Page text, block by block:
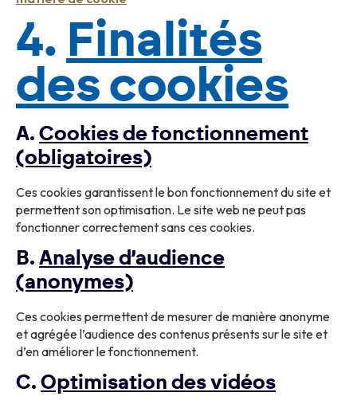
4. Finalités
des cookies
A. Cookies de fonctionnement
(obligatoires)
Ces cookies garantissent le bon fonctionnement du site et
permettent son optimisation. Le site web ne peut pas
fonctionner correctement sans ces cookies.
B. Analyse d’audience
(anonymes)
Ces cookies permettent de mesurer de manière anonyme
et agrégée l’audience des contenus présents sur le site et
d’en améliorer le fonctionnement.
C. Optimisation des vidéos